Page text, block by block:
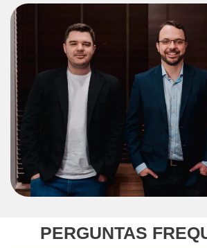
PERGUNTAS